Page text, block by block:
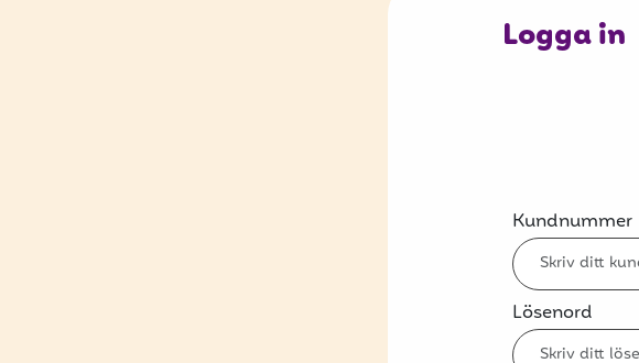
Logga in
Kundnummer
Lösenord